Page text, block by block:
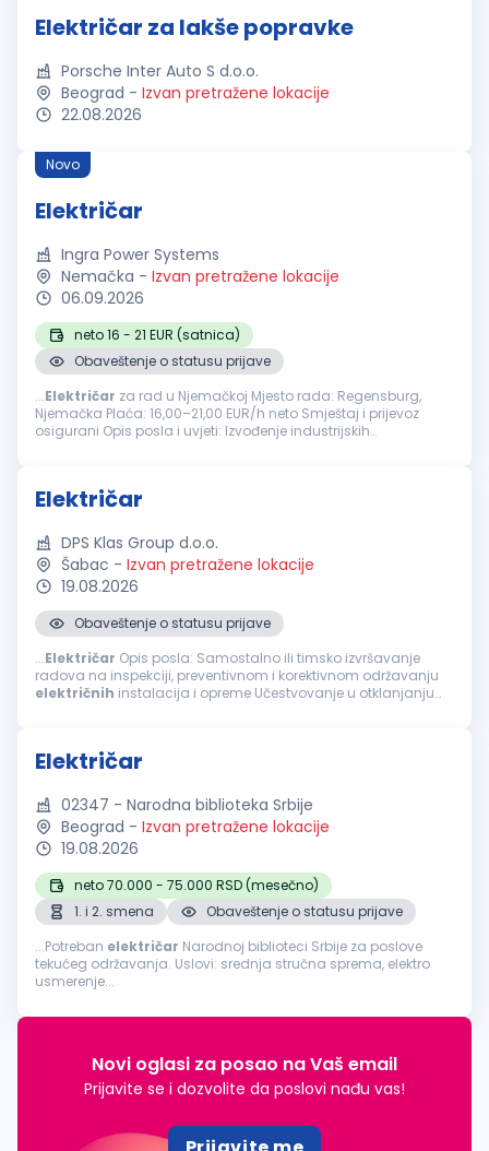
Električar za lakše popravke
Porsche Inter Auto S d.o.o.
Beograd - Izvan pretražene lokacije
22.08.2026
Novo
Električar
Ingra Power Systems
Nemačka - Izvan pretražene lokacije
06.09.2026
neto 16 - 21 EUR (satnica)
Obaveštenje o statusu prijave
...Električar za rad u Njemačkoj Mjesto rada: Regensburg,
Njemačka Plaća: 16,00–21,00 EUR/h neto Smještaj i prijevoz
osigurani Opis posla i uvjeti: Izvođenje industrijskih
Električar
DPS Klas Group d.o.o.
Šabac - Izvan pretražene lokacije
19.08.2026
Obaveštenje o statusu prijave
...Električar Opis posla: Samostalno ili timsko izvršavanje
radova na inspekciji, preventivnom i korektivnom održavanju
električnih instalacija i opreme Učestvovanje u otklanjanju
Električar
02347 - Narodna biblioteka Srbije
Beograd - Izvan pretražene lokacije
19.08.2026
neto 70.000 - 75.000 RSD (mesečno)
1. i 2. smena
Obaveštenje o statusu prijave
...Potreban električar Narodnoj biblioteci Srbije za poslove
tekućeg održavanja. Uslovi: srednja stručna sprema, elektro
usmerenje...
Novi oglasi za posao na Vaš email
Prijavite se i dozvolite da poslovi nađu vas!